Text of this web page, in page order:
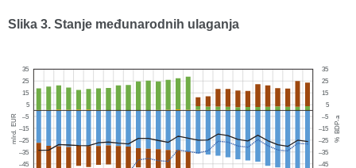
Slika 3. Stanje međunarodnih ulaganja